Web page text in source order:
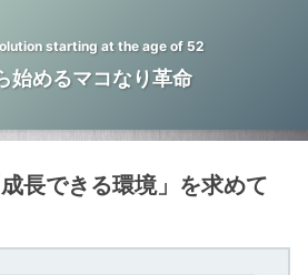
starting at the age of 52
始めるマコなり革命
長できる環境」を求めて